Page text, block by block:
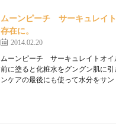
ムーンピーチ サーキュレイ
存在に。
2014.02.20
ムーンピーチ サーキュレイトオイ
前に塗ると化粧水をグングン肌に
ンケアの最後にも使って水分をサ